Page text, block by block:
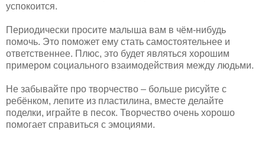
успокоится.
Периодически просите малыша вам в чём-нибудь
помочь. Это поможет ему стать самостоятельнее и
ответственнее. Плюс, это будет являться хорошим
примером социального взаимодействия между людьми.
Не забывайте про творчество – больше рисуйте с
ребёнком, лепите из пластилина, вместе делайте
поделки, играйте в песок. Творчество очень хорошо
помогает справиться с эмоциями.